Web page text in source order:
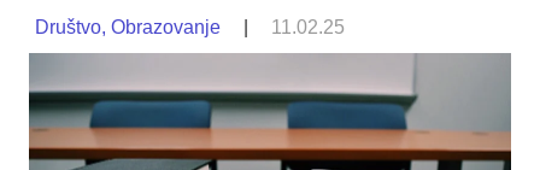
Društvo, Obrazovanje 11.02.25